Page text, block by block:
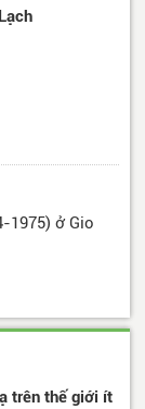
1975) ở Gio
trên thế giới ít